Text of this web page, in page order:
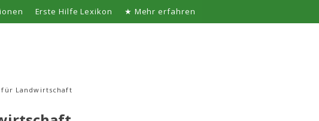
Erste Hilfe Lexikon ★ Mehr erfahren
Landwirtschaft